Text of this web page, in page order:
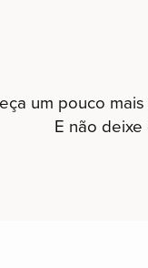
um pouco
E não